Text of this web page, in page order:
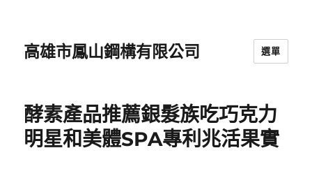
高雄市鳳山鋼構有限公司 選單
酵素產品推薦銀髮族吃巧克力
明星和美體SPA專利兆活果實